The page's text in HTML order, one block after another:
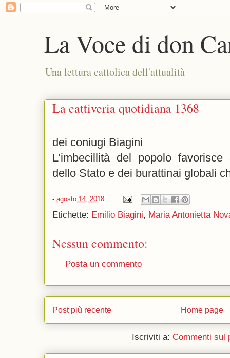
La Voce di don
Una lettura cattolica dell'attualità
La cattiveria quotidiana 1368
dei coniugi Biagini
L’imbecillità del popolo
dello Stato e dei burattinai globali
- agosto 14, 2018
Etichette: Emilio Biagini, Maria Antonietta
Nessun commento:
Posta un commento
Post più recente Home page
Iscriviti a: Commenti sul